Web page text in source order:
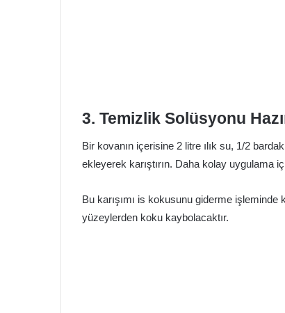
3. Temizlik Solüsyonu
Bir kovanın içerisine 2 litre ılık su, 1/2
ekleyerek karıştırın. Daha kolay uygulama
Bu karışımı is kokusunu giderme
yüzeylerden koku kaybolacaktır.